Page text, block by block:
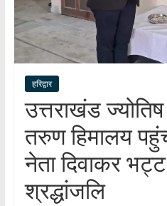
।
सबकी
खबर
हरिद्वार
उत्तराखंड
तरुण हिमालय
नेता दिवाकर
श्रद्धांजलि